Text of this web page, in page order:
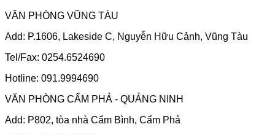
VĂN PHÒNG VŨNG TÀU
Add: P.1606, Lakeside C, Nguyễn Hữu Cảnh, Vũng Tàu
Tel/Fax: 0254.6524690
Hotline: 091.9994690
VĂN PHÒNG CẨM PHẢ - QUẢNG NINH
Add: P802, tòa nhà Cẩm Bình, Cẩm Phả